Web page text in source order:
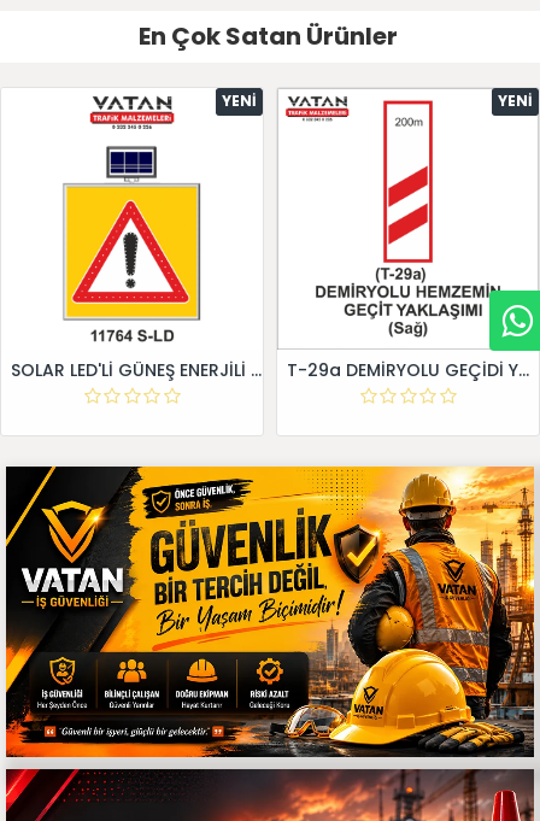
En Çok Satan Ürünler
YENI
SOLAR LED'Lİ GÜNEŞ ENERJİLİ LEVHA
YENI
T-29a DEMİRYOLU GEÇİDİ YAKLAŞIM LEVHALARI (Sağ)